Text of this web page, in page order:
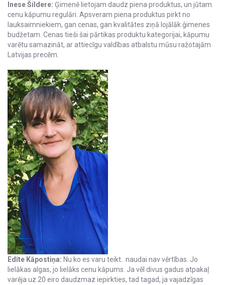
Inese Šildere: Ģimenē lietojam daudz piena produktus, un jūtam
cenu kāpumu regulāri. Apsveram piena produktus pirkt no
lauksaimniekiem, gan cenas, gan kvalitātes ziņā lojālāk ģimenes
budžetam. Cenas tieši šai pārtikas produktu kategorijai, kāpumu
varētu samazināt, ar attiecīgu valdības atbalstu mūsu ražotajām
Latvijas precēm.
Edīte Kāpostiņa: Nu ko es varu teikt.. naudai nav vērtības. Jo
lielākas algas, jo lielāks cenu kāpums. Ja vēl divus gadus atpakaļ
varēja uz 20 eiro daudzmaz iepirkties, tad tagad, ja vajadzīgas